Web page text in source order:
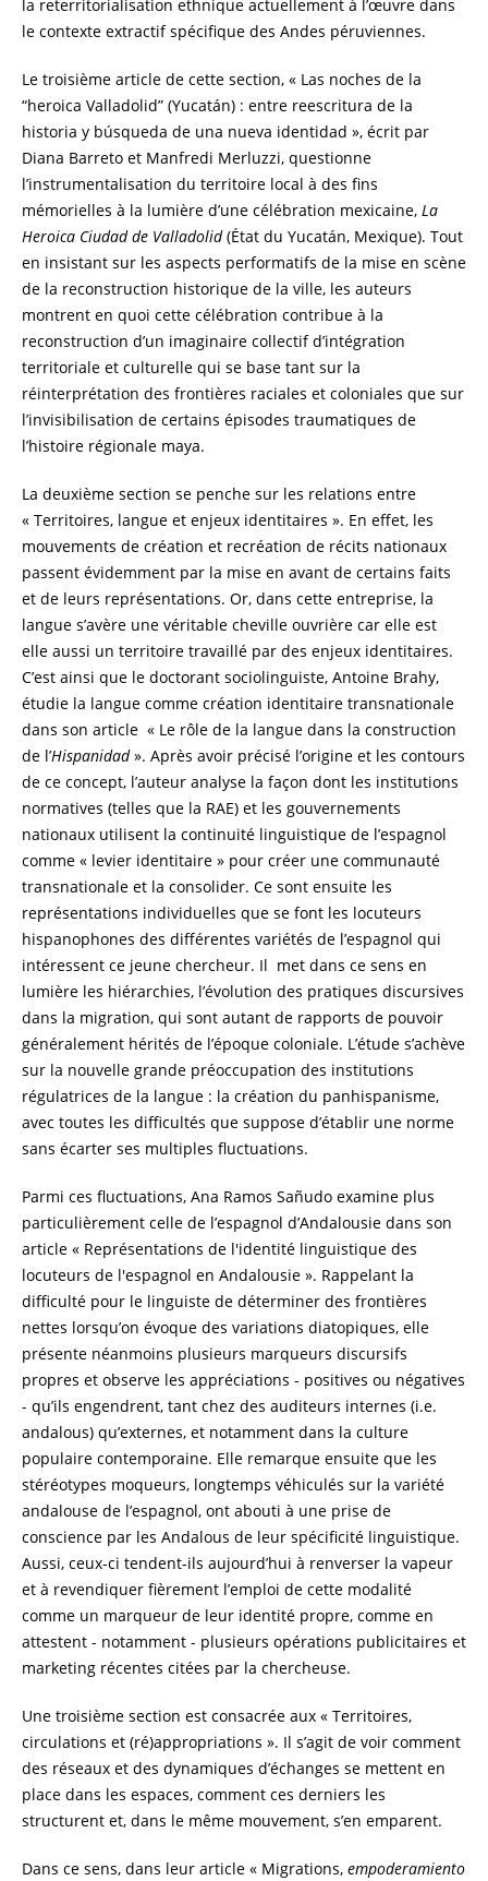
la reterritorialisation ethnique actuellement à l’œuvre dans
le contexte extractif spécifique des Andes péruviennes.
Le troisième article de cette section, « Las noches de la
“heroica Valladolid” (Yucatán) : entre reescritura de la
historia y búsqueda de una nueva identidad », écrit par
Diana Barreto et Manfredi Merluzzi, questionne
l’instrumentalisation du territoire local à des fins
mémorielles à la lumière d’une célébration mexicaine, La
Heroica Ciudad de Valladolid(État du Yucatán, Mexique). Tout
en insistant sur les aspects performatifs de la mise en scène
de la reconstruction historique de la ville, les auteurs
montrent en quoi cette célébration contribue à la
reconstruction d’un imaginaire collectif d’intégration
territoriale et culturelle qui se base tant sur la
réinterprétation des frontières raciales et coloniales que sur
l’invisibilisation de certains épisodes traumatiques de
l’histoire régionale maya.
La deuxième section se penche sur les relations entre
« Territoires, langue et enjeux identitaires ». En effet, les
mouvements de création et recréation de récits nationaux
passent évidemment par la mise en avant de certains faits
et de leurs représentations. Or, dans cette entreprise, la
langue s’avère une véritable cheville ouvrière car elle est
elle aussi un territoire travaillé par des enjeux identitaires.
C’est ainsi que le doctorant sociolinguiste, Antoine Brahy,
étudie la langue comme création identitaire transnationale
dans son article « Le rôle de la langue dans la construction
de l’Hispanidad». Après avoir précisé l’origine et les contours
de ce concept, l’auteur analyse la façon dont les institutions
normatives (telles que la RAE) et les gouvernements
nationaux utilisent la continuité linguistique de l’espagnol
comme « levier identitaire » pour créer une communauté
transnationale et la consolider. Ce sont ensuite les
représentations individuelles que se font les locuteurs
hispanophones des différentes variétés de l’espagnol qui
intéressent ce jeune chercheur. Il met dans ce sens en
lumière les hiérarchies, l’évolution des pratiques discursives
dans la migration, qui sont autant de rapports de pouvoir
généralement hérités de l’époque coloniale. L’étude s’achève
sur la nouvelle grande préoccupation des institutions
régulatrices de la langue : la création du panhispanisme,
avec toutes les difficultés que suppose d’établir une norme
sans écarter ses multiples fluctuations.
Parmi ces fluctuations, Ana Ramos Sañudo examine plus
particulièrement celle de l’espagnol d’Andalousie dans son
article « Représentations de l'identité linguistique des
locuteurs de l'espagnol en Andalousie ». Rappelant la
difficulté pour le linguiste de déterminer des frontières
nettes lorsqu’on évoque des variations diatopiques, elle
présente néanmoins plusieurs marqueurs discursifs
propres et observe les appréciations - positives ou négatives
- qu’ils engendrent, tant chez des auditeurs internes (i.e.
andalous) qu’externes, et notamment dans la culture
populaire contemporaine. Elle remarque ensuite que les
stéréotypes moqueurs, longtemps véhiculés sur la variété
andalouse de l’espagnol, ont abouti à une prise de
conscience par les Andalous de leur spécificité linguistique.
Aussi, ceux-ci tendent-ils aujourd’hui à renverser la vapeur
et à revendiquer fièrement l’emploi de cette modalité
comme un marqueur de leur identité propre, comme en
attestent - notamment - plusieurs opérations publicitaires et
marketing récentes citées par la chercheuse.
Une troisième section est consacrée aux « Territoires,
circulations et (ré)appropriations ». Il s’agit de voir comment
des réseaux et des dynamiques d’échanges se mettent en
place dans les espaces, comment ces derniers les
structurent et, dans le même mouvement, s’en emparent.
Dans ce sens, dans leur article « Migrations,empoderamiento